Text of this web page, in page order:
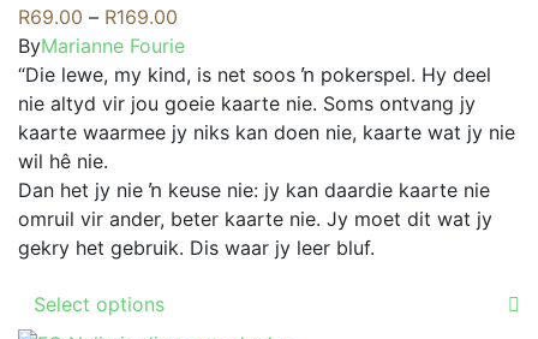
on
the
product
page
variants.
The
options
may
be
on
the
product
R69.00 – R169.00
range:
R69.00
through
R169.00
ByMarianne Fourie
“Die lewe, my kind, is net soos ŉ pokerspel. Hy deel
nie altyd vir jou goeie kaarte nie. Soms ontvang jy
kaarte waarmee jy niks kan doen nie, kaarte wat jy nie
wil hê nie.
Dan het jy nie ŉ keuse nie: jy kan daardie kaarte nie
omruil vir ander, beter kaarte nie. Jy moet dit wat jy
gekry het gebruik. Dis waar jy leer bluf.
Select options